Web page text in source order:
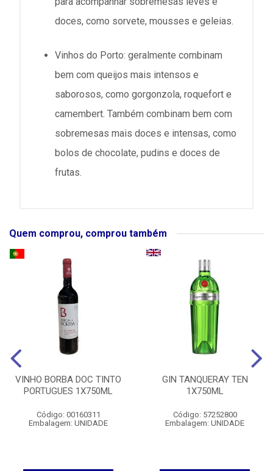
doces, como sorvete, mousses e geleias.
Vinhos do Porto: geralmente combinam
bem com queijos mais intensos e
saborosos, como gorgonzola, roquefort e
camembert. Também combinam bem com
sobremesas mais doces e intensas, como
bolos de chocolate, pudins e doces de
frutas.
Quem comprou, comprou também
VINHO BORBA DOC TINTO
PORTUGUES 1X750ML
Código: 00160311
Embalagem: UNIDADE
GIN TANQUERAY TEN
1X750ML
Código: 57252800
Embalagem: UNIDADE